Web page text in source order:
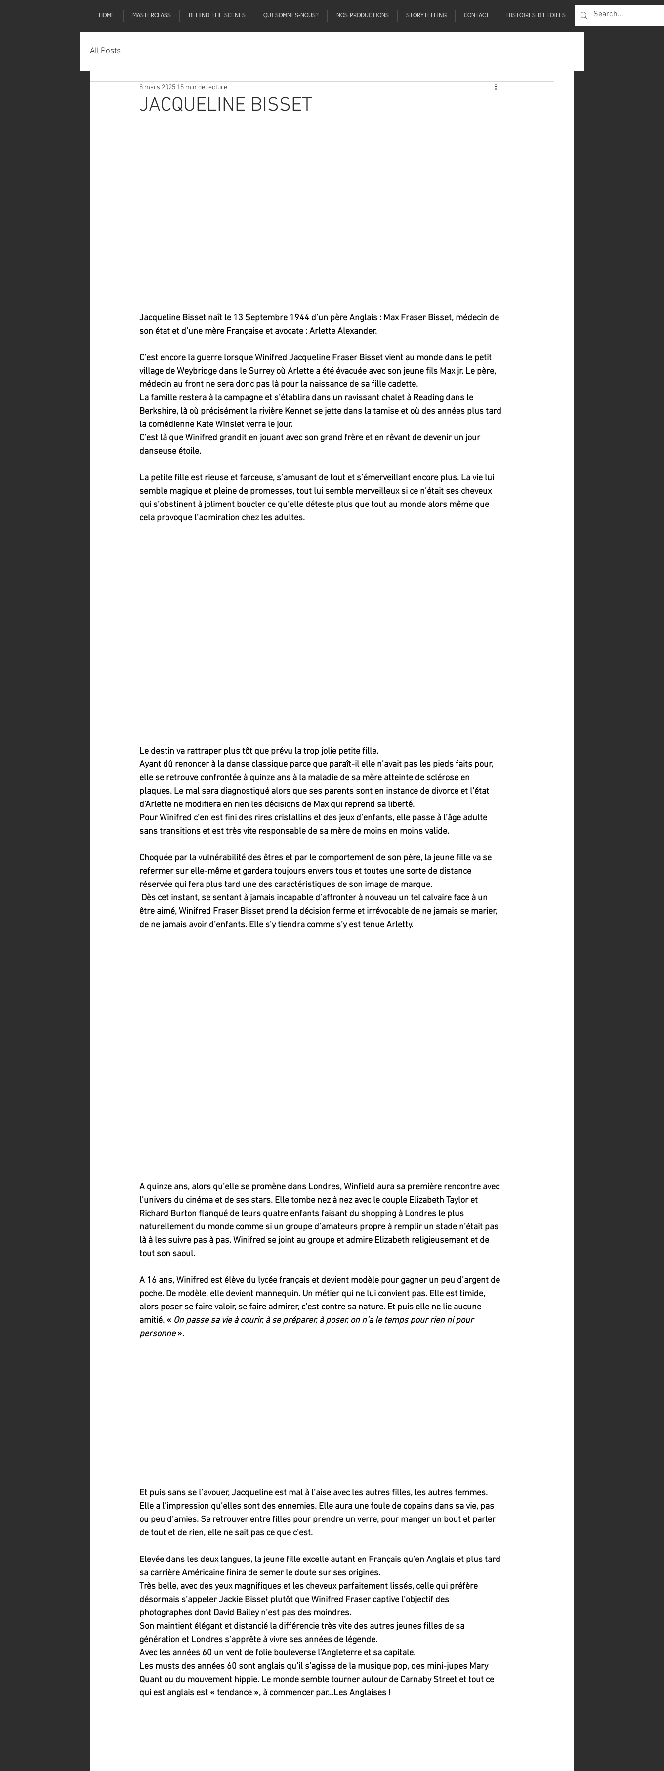
HOME MASTERCLASS BEHIND THE SCENES QUI SOMMES-NOUS? NOS PRODUCTIONS STORYTELLING CONTACT HISTOIRES D’ETOILES
All Posts
JACQUELINE BISSET
8 mars 2025 15 min de lecture
Jacqueline Bisset naît le 13 Septembre 1944 d’un père Anglais : Max Fraser Bisset, médecin de
son état et d’une mère Française et avocate : Arlette Alexander.
C’est encore la guerre lorsque Winifred Jacqueline Fraser Bisset vient au monde dans le petit
village de Weybridge dans le Surrey où Arlette a été évacuée avec son jeune fils Max jr. Le père,
médecin au front ne sera donc pas là pour la naissance de sa fille cadette.
La famille restera à la campagne et s’établira dans un ravissant chalet à Reading dans le
Berkshire, là où précisément la rivière Kennet se jette dans la tamise et où des années plus tard
la comédienne Kate Winslet verra le jour.
C’est là que Winifred grandit en jouant avec son grand frère et en rêvant de devenir un jour
danseuse étoile.
La petite fille est rieuse et farceuse, s’amusant de tout et s’émerveillant encore plus. La vie lui
semble magique et pleine de promesses, tout lui semble merveilleux si ce n’était ses cheveux
qui s’obstinent à joliment boucler ce qu’elle déteste plus que tout au monde alors même que
cela provoque l’admiration chez les adultes.
Le destin va rattraper plus tôt que prévu la trop jolie petite fille.
Ayant dû renoncer à la danse classique parce que paraît-il elle n’avait pas les pieds faits pour,
elle se retrouve confrontée à quinze ans à la maladie de sa mère atteinte de sclérose en
plaques. Le mal sera diagnostiqué alors que ses parents sont en instance de divorce et l’état
d’Arlette ne modifiera en rien les décisions de Max qui reprend sa liberté.
Pour Winifred c’en est fini des rires cristallins et des jeux d’enfants, elle passe à l’âge adulte
sans transitions et est très vite responsable de sa mère de moins en moins valide.
Choquée par la vulnérabilité des êtres et par le comportement de son père, la jeune fille va se
refermer sur elle-même et gardera toujours envers tous et toutes une sorte de distance
réservée qui fera plus tard une des caractéristiques de son image de marque.
Dès cet instant, se sentant à jamais incapable d’affronter à nouveau un tel calvaire face à un
être aimé, Winifred Fraser Bisset prend la décision ferme et irrévocable de ne jamais se marier,
de ne jamais avoir d’enfants. Elle s’y tiendra comme s’y est tenue Arletty.
A quinze ans, alors qu’elle se promène dans Londres, Winfield aura sa première rencontre avec
l’univers du cinéma et de ses stars. Elle tombe nez à nez avec le couple Elizabeth Taylor et
Richard Burton flanqué de leurs quatre enfants faisant du shopping à Londres le plus
naturellement du monde comme si un groupe d’amateurs propre à remplir un stade n’était pas
là à les suivre pas à pas. Winifred se joint au groupe et admire Elizabeth religieusement et de
tout son saoul.
A 16 ans, Winifred est élève du lycée français et devient modèle pour gagner un peu d’argent de
poche.De modèle, elle devient mannequin. Un métier qui ne lui convient pas. Elle est timide,
alors poser se faire valoir, se faire admirer, c’est contre sa nature.Et puis elle ne lie aucune
amitié. « On passe sa vie à courir, à se préparer, à poser, on n’a le temps pour rien ni pour
personne ».
Et puis sans se l’avouer, Jacqueline est mal à l’aise avec les autres filles, les autres femmes.
Elle a l’impression qu’elles sont des ennemies. Elle aura une foule de copains dans sa vie, pas
ou peu d’amies. Se retrouver entre filles pour prendre un verre, pour manger un bout et parler
de tout et de rien, elle ne sait pas ce que c’est.
Elevée dans les deux langues, la jeune fille excelle autant en Français qu’en Anglais et plus tard
sa carrière Américaine finira de semer le doute sur ses origines.
Très belle, avec des yeux magnifiques et les cheveux parfaitement lissés, celle qui préfère
désormais s’appeler Jackie Bisset plutôt que Winifred Fraser captive l’objectif des
photographes dont David Bailey n’est pas des moindres.
Son maintient élégant et distancié la différencie très vite des autres jeunes filles de sa
génération et Londres s’apprête à vivre ses années de légende.
Avec les années 60 un vent de folie bouleverse l’Angleterre et sa capitale.
Les musts des années 60 sont anglais qu’il s’agisse de la musique pop, des mini-jupes Mary
Quant ou du mouvement hippie. Le monde semble tourner autour de Carnaby Street et tout ce
qui est anglais est « tendance », à commencer par…Les Anglaises !